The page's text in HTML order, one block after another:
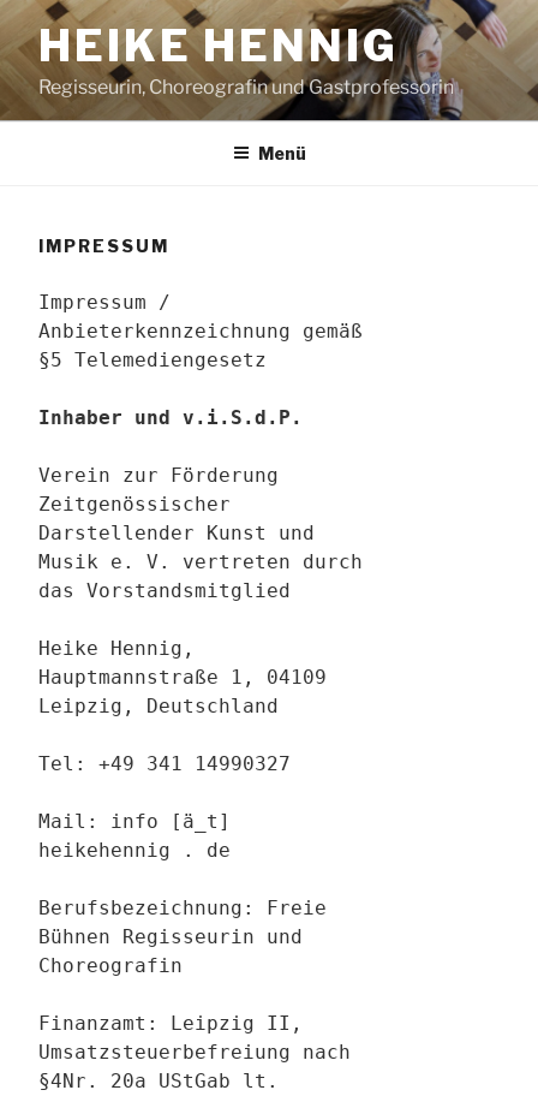
Zum
Inhalt
springenHEIKE HENNIG
Regisseurin, Choreografin und Gastprofessorin
Menü
IMPRESSUM
Impressum /
Anbieterkennzeichnung gemäß
§5 Telemediengesetz
Inhaber und v.i.S.d.P.
Verein zur Förderung
Zeitgenössischer
Darstellender Kunst und
Musik e. V. vertreten durch
das Vorstandsmitglied
Heike Hennig,
Hauptmannstraße 1, 04109
Leipzig, Deutschland
Tel: +49 341 14990327
Mail: info [ä_t]
heikehennig . de
Berufsbezeichnung: Freie
Bühnen Regisseurin und
Choreografin
Finanzamt: Leipzig II,
Umsatzsteuerbefreiung nach
§4Nr. 20a UStGab lt.